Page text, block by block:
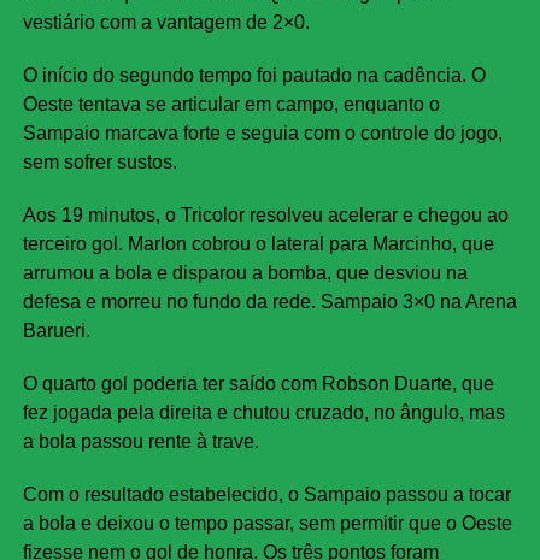
vestiário com a vantagem de 2×0.
O início do segundo tempo foi pautado na cadência. O
Oeste tentava se articular em campo, enquanto o
Sampaio marcava forte e seguia com o controle do jogo,
sem sofrer sustos.
Aos 19 minutos, o Tricolor resolveu acelerar e chegou ao
terceiro gol. Marlon cobrou o lateral para Marcinho, que
arrumou a bola e disparou a bomba, que desviou na
defesa e morreu no fundo da rede. Sampaio 3×0 na Arena
Barueri.
O quarto gol poderia ter saído com Robson Duarte, que
fez jogada pela direita e chutou cruzado, no ângulo, mas
a bola passou rente à trave.
Com o resultado estabelecido, o Sampaio passou a tocar
a bola e deixou o tempo passar, sem permitir que o Oeste
fizesse nem o gol de honra. Os três pontos foram